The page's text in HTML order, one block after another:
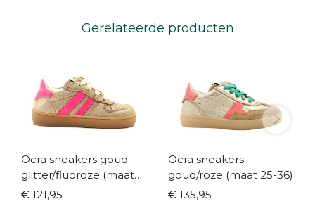
Gerelateerde producten
Ocra sneakers goud
glitter/fluoroze (maat
22-41)
€ 121,95
Ocra sneakers
goud/roze (maat 25-36)
€ 135,95